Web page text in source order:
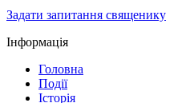
Задати запитання священику
Інформація
Головна
Події
Історія